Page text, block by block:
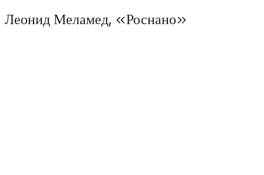
Леонид Меламед, «Роснано»